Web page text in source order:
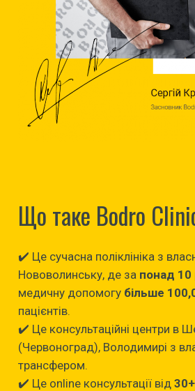
Що таке Bodro
✔️ Це сучасна поліклініка з
Нововолинську, де за понад 10
медичну допомогу більше
пацієнтів.
✔️ Це консультаційні центри в
(Червоноград), Володимирі з
трансфером.
✔️ Це online консультації від 30+